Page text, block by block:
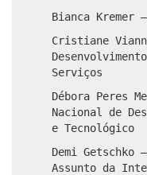
Bianca Kremer
Cristiane
Serviços
Débora Peres
Nacional de
e Tecnológico
Demi Getschko
Assunto da